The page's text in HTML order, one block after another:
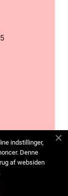
indstillinger,
Denne
af websiden